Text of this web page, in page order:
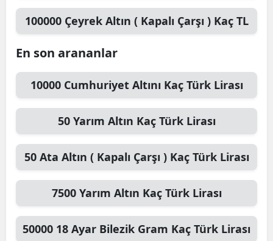
100000 Çeyrek Altın ( Kapalı Çarşı )Kaç TL
En son arananlar
10000 Cumhuriyet Altını Kaç Türk Lirası
50 Yarım Altın Kaç Türk Lirası
50 Ata Altın ( Kapalı Çarşı )Kaç Türk Lirası
7500 Yarım Altın Kaç Türk Lirası
50000 18 Ayar Bilezik Gram Kaç Türk Lirası